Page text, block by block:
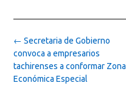
Post
navigation
← Secretaria de Gobierno
convoca a empresarios
tachirenses a conformar Zona
Económica Especial